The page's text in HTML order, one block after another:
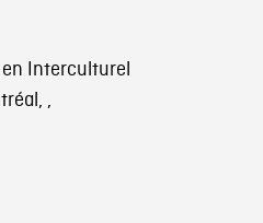
Interculturel
,